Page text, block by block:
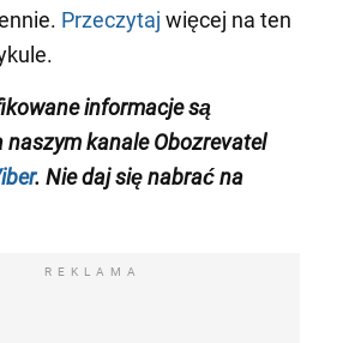
Przeczytaj więcej na ten
informacje są
naszym kanale Obozrevatel
. Nie daj się nabrać na
REKLAMA